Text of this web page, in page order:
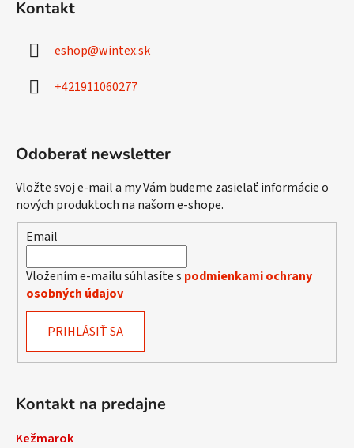
Kontakt
eshop@wintex.sk
+421911060277
Odoberať newsletter
Vložte svoj e-mail a my Vám budeme zasielať informácie o
nových produktoch na našom e-shope.
Email
Vložením e-mailu súhlasíte s podmienkami ochrany
osobných údajov
PRIHLÁSIŤ SA
Kontakt na predajne
Kežmarok